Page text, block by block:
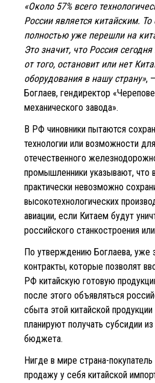
«Около 57% всего
России является китайским.
полностью уже перешли на
Это значит, что Россия
от того, остановит или нет
оборудования в нашу страну»,
Боглаев, гендиректор
механического завода».
В РФ чиновники пытаются
технологии или возможности
отечественного
промышленники указывают, что
практически невозможно
высокотехнологических
авиации, если Китаем будут
российского станкостроения
По утверждению Боглаева, уже
контракты, которые позволят
РФ китайскую готовую
после этого объявляться
сбыта этой китайской
планируют получать субсидии
бюджета.
Нигде в мире страна-
продажу у себя китайской